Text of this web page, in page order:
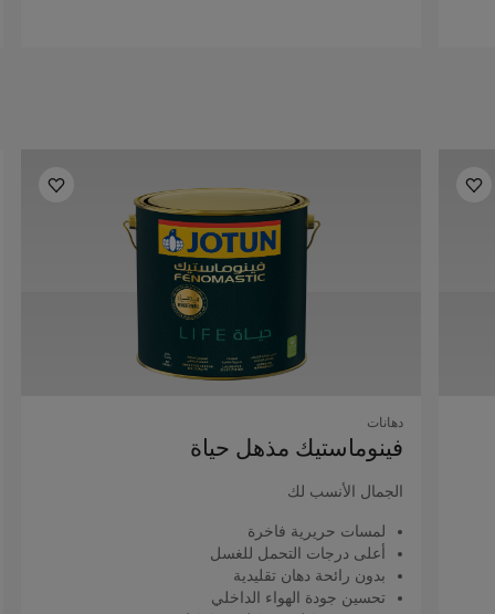
دهانات
فينوماستيك مذهل حياة
الجمال الأنسب لك
لمسات حريرية فاخرة
أعلى درجات التحمل للغسل
بدون رائحة دهان تقليدية
تحسين جودة الهواء الداخلي